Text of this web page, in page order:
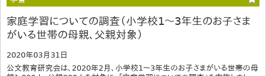
家庭学習についての調査（小学校1～3年生のお子さま
がいる世帯の母親、父親対象）
2020年03月31日
公文教育研究会は、2020年2月、小学校1～3年生のお子さまがいる世帯の母